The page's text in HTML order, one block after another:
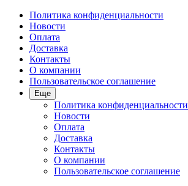
Политика конфиденциальности
Новости
Оплата
Доставка
Контакты
О компании
Пользовательское соглашение
Еще
Политика конфиденциальности
Новости
Оплата
Доставка
Контакты
О компании
Пользовательское соглашение